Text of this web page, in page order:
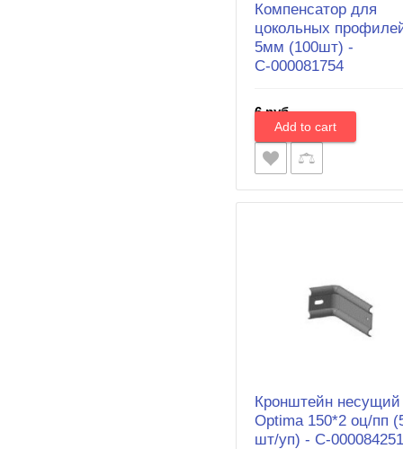
Компенсатор для
цокольных
5мм (100шт) -
С-000081754
6 руб.
Кронштейн несущий
Optima 150*2 оц/пп
шт/уп) - С-000084251